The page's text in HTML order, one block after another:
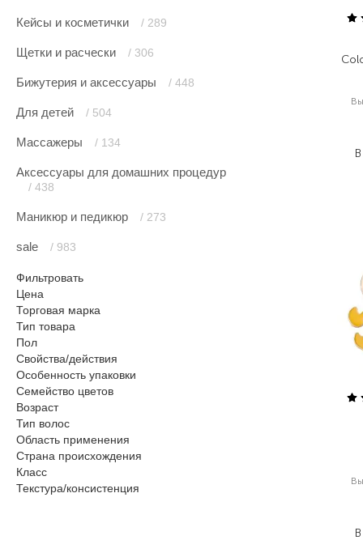
Кейсы и косметички / 289
Щетки и расчески / 306
Бижутерия и аксессуары / 448
Для детей / 504
Массажеры / 134
Аксессуары для домашних процедур
/ 438
Маникюр и педикюр / 273
sale / 983
Фильтровать
Цена
Торговая марка
Тип товара
Пол
Свойства/действия
Особенность упаковки
Семейство цветов
Возраст
Тип волос
Область применения
Страна происхождения
Класс
Текстура/консистенция